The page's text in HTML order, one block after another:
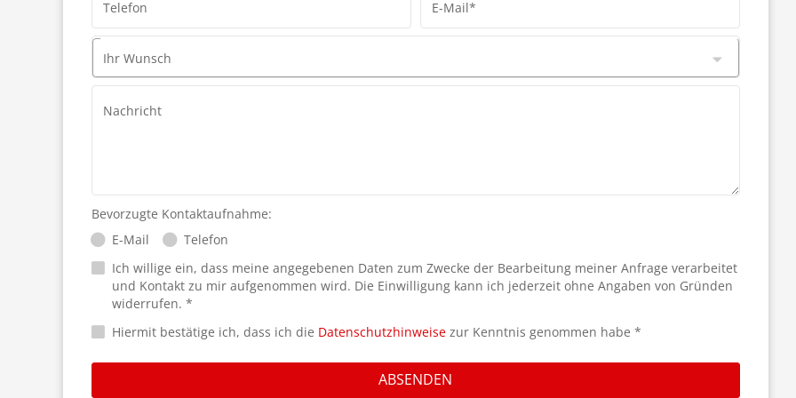
Telefon E-Mail*
Ihr Wunsch
Nachricht
Bevorzugte Kontaktaufnahme:
E-Mail
Telefon
Ich willige ein, dass meine angegebenen Daten zum Zwecke der Bearbeitung meiner Anfrage verarbeitet
und Kontakt zu mir aufgenommen wird. Die Einwilligung kann ich jederzeit ohne Angaben von Gründen
widerrufen. *
Hiermit bestätige ich, dass ich die Datenschutzhinweise zur Kenntnis genommen habe *
ABSENDEN